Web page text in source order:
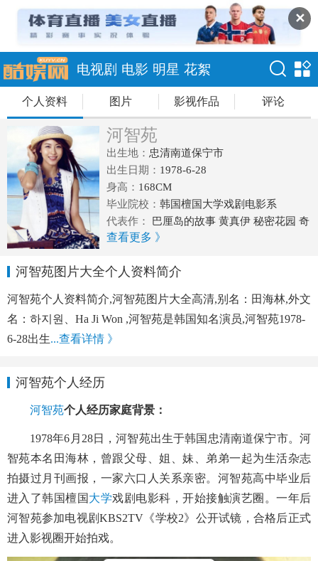
✕
电视剧 电影 明星 花絮
个人资料 图片 影视作品 评论
河智苑
出生地： 忠清南道保宁市
出生日期： 1978-6-28
身高： 168CM
毕业院校： 韩国檀国大学戏剧电影系
代表作：
巴厘岛的故事 黄真伊 秘密花园 奇
皇后 海云台
查看更多 》
河智苑图片大全个人资料简介
河智苑个人资料简介,河智苑图片大全高清,别名：田海林,外文
名：하지원、Ha Ji Won ,河智苑是韩国知名演员,河智苑1978-
6-28出生...查看详情 》
河智苑个人经历
河智苑个人经历家庭背景：
1978年6月28日，河智苑出生于韩国忠清南道保宁市。河
智苑本名田海林，曾跟父母、姐、妹、弟弟一起为生活杂志
拍摄过月刊画报，一家六口人关系亲密。河智苑高中毕业后
进入了韩国檀国 大学戏剧电影科，开始接触演艺圈。一年后
河智苑参加电视剧KBS2TV《学校2》公开试镜，合格后正式
进入影视圈开始拍戏。